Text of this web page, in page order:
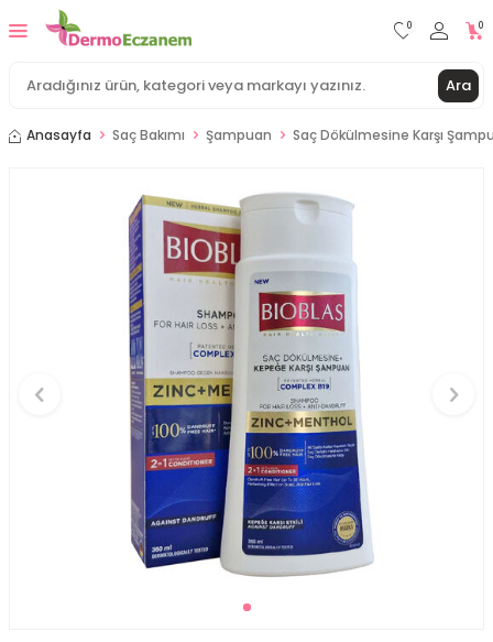
Ara
0 0
Anasayfa Saç Bakımı Şampuan Saç Dökülmesine Karşı